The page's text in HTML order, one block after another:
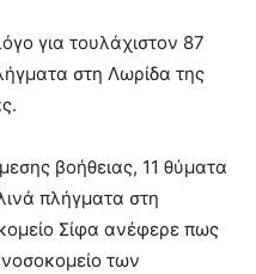
για τουλάχιστον 87
στη Λωρίδα της
βοήθειας, 11 θύματα
πλήγματα στη
Σίφα ανέφερε πως
των